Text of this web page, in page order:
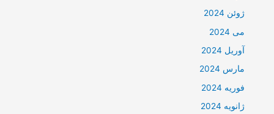
ژوئن 2024
می 2024
آوریل 2024
مارس 2024
فوریه 2024
ژانویه 2024